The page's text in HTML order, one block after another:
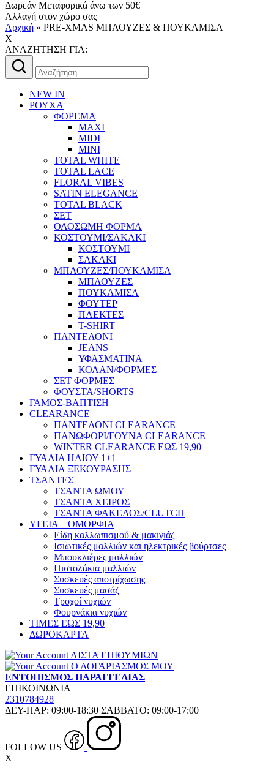
Δωρεάν Μεταφορικά άνω των 50€
Αλλαγή στον χώρο σας
Αρχική » PRE-XMAS ΜΠΛΟΥΖΕΣ & ΠΟΥΚΑΜΙΣΑ
X
AΝΑΖΗΤΗΣΗ ΓΙΑ:
Αναζήτηση
για:
NEW IN
ΡΟΥΧΑ
ΦΟΡΕΜΑ
MAXI
MIDI
MINI
TOTAL WHITE
TOTAL LACE
FLORAL VIBES
SATIN ELEGANCE
TOTAL BLACK
ΣΕΤ
ΟΛΟΣΩΜΗ ΦΟΡΜΑ
ΚΟΣΤΟΥΜΙ/ΣΑΚΑΚΙ
ΚΟΣΤΟΥΜΙ
ΣΑΚΑΚΙ
ΜΠΛΟΥΖΕΣ/ΠΟΥΚΑΜΙΣΑ
ΜΠΛΟΥΖΕΣ
ΠΟΥΚΑΜΙΣΑ
ΦΟΥΤΕΡ
ΠΛΕΚΤΕΣ
T-SHIRT
ΠΑΝΤΕΛΟΝΙ
JEANS
ΥΦΑΣΜΑΤΙΝΑ
ΚΟΛΑΝ/ΦΟΡΜΕΣ
ΣΕΤ ΦΟΡΜΕΣ
ΦΟΥΣΤΑ/SHORTS
ΓΑΜΟΣ-ΒΑΠΤΙΣΗ
CLEARANCE
ΠΑΝΤΕΛΟΝΙ CLEARANCE
ΠΑΝΩΦΟΡΙ/ΓΟΥΝΑ CLEARANCE
WINTER CLEARANCE ΕΩΣ 19,90
ΓΥΑΛΙΑ ΗΛΙΟΥ 1+1
ΓΥΑΛΙΑ ΞΕΚΟΥΡΑΣΗΣ
ΤΣΑΝΤΕΣ
ΤΣΑΝΤΑ ΩΜΟΥ
ΤΣΑΝΤΑ ΧΕΙΡΟΣ
ΤΣΑΝΤΑ ΦΑΚΕΛΟΣ/CLUTCH
ΥΓΕΙΑ – ΟΜΟΡΦΙΑ
Είδη καλλωπισμού & μακιγιάζ
Ισιωτικές μαλλιών και ηλεκτρικές βούρτσες
Μπουκλιέρες μαλλιών
Πιστολάκια μαλλιών
Συσκευές αποτρίχωσης
Συσκευές μασάζ
Τροχοί νυχιών
Φουρνάκια νυχιών
ΤΙΜΕΣ ΕΩΣ 19,90
ΔΩΡΟΚΑΡΤΑ
ΛΙΣΤΑ ΕΠΙΘΥΜΙΩΝ
Ο ΛΟΓΑΡΙΑΣΜΟΣ ΜΟΥ
ΕΝΤΟΠΙΣΜΟΣ ΠΑΡΑΓΓΕΛΙΑΣ
ΕΠΙΚΟΙΝΩΝΙΑ
2310784928
ΔΕΥ-ΠΑΡ: 09:00-18:30 ΣΑΒΒΑΤΟ: 09:00-17:00
FOLLOW US
X